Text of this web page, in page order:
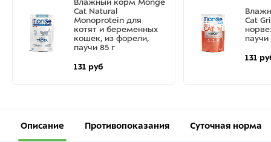
Влажный корм Monge
Cat Natural
Monoprotein для
котят и беременных
кошек, из форели,
паучи 85 г
131 руб
Cat
паучи
131
Описание Противопоказания Суточная норма